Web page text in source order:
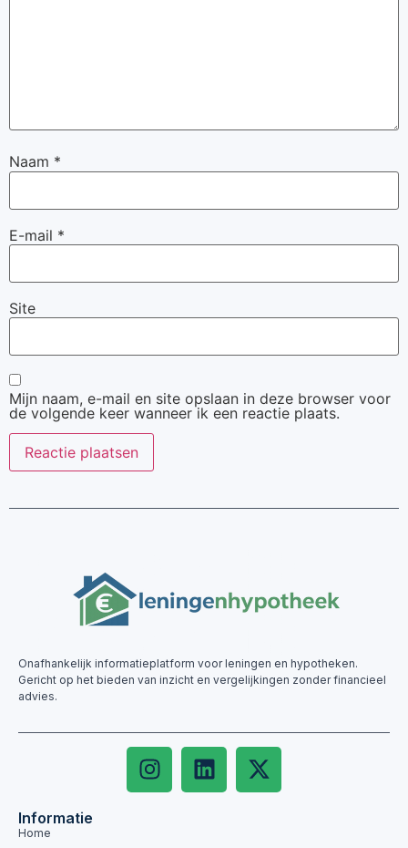
Naam *
E-mail *
Site
Mijn naam, e-mail en site opslaan in deze browser voor
de volgende keer wanneer ik een reactie plaats.
Onafhankelijk informatieplatform voor leningen en hypotheken.
Gericht op het bieden van inzicht en vergelijkingen zonder financieel
advies.
Informatie
Home